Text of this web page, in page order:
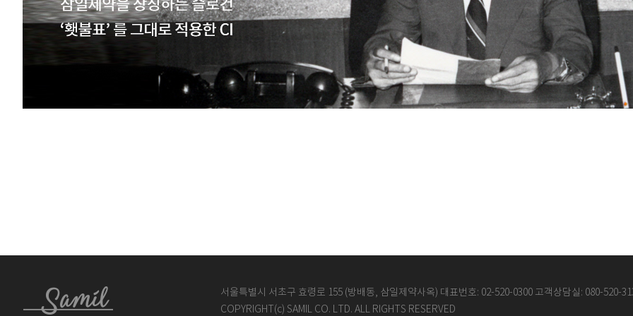
서울특별시 서초구 효령로 155 (방배동, 삼일제약사옥) 대표번호: 02-520-0300 고객상담실: 080-520-
COPYRIGHT(c) SAMIL CO. LTD. ALL RIGHTS RESERVED